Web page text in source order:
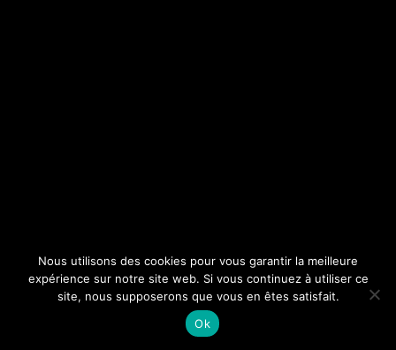
Nous utilisons des cookies pour vous garantir la meilleure
expérience sur notre site web. Si vous continuez à utiliser ce
site, nous supposerons que vous en êtes satisfait.
Ok